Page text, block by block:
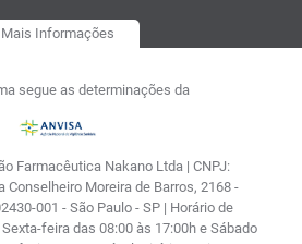
Mais Informações
segue as determinações da
Farmacêutica Nakano Ltda | CNPJ:
Conselheiro Moreira de Barros, 2168 -
001 - São Paulo - SP | Horário de
feira das 08:00 às 17:00h e Sábado